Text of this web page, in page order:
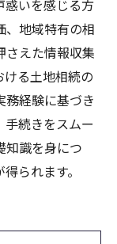
惑いを感じる方
、地域特有の相
さえた情報収集
る土地相続の
務経験に基づき
続きをスムー
知識を身につ
られます。